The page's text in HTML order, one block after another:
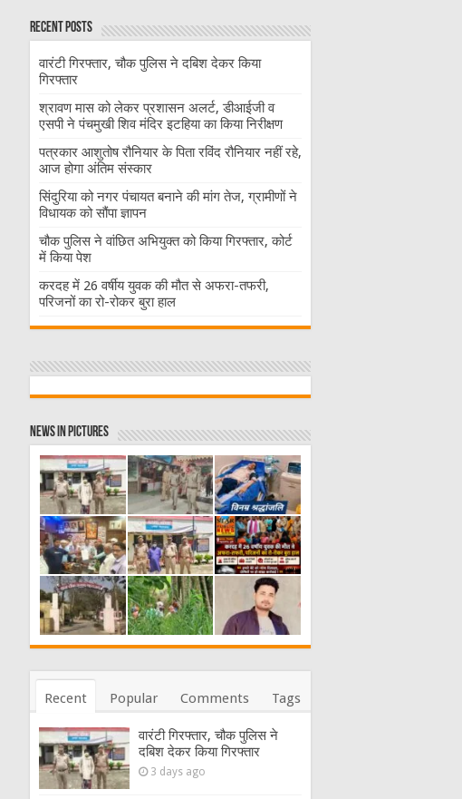
Recent Posts
वारंटी गिरफ्तार, चौक पुलिस ने दबिश देकर किया
गिरफ्तार
श्रावण मास को लेकर प्रशासन अलर्ट, डीआईजी व
एसपी ने पंचमुखी शिव मंदिर इटहिया का किया निरीक्षण
पत्रकार आशुतोष रौनियार के पिता रविंद रौनियार नहीं रहे,
आज होगा अंतिम संस्कार
सिंदुरिया को नगर पंचायत बनाने की मांग तेज, ग्रामीणों ने
विधायक को सौंपा ज्ञापन
चौक पुलिस ने वांछित अभियुक्त को किया गिरफ्तार, कोर्ट
में किया पेश
करदह में 26 वर्षीय युवक की मौत से अफरा-तफरी,
परिजनों का रो-रोकर बुरा हाल
News in Pictures
Recent Popular Comments Tags
वारंटी गिरफ्तार, चौक पुलिस ने
दबिश देकर किया गिरफ्तार
3 days ago